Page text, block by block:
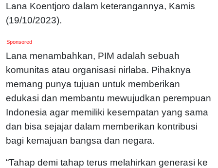
Lana Koentjoro dalam keterangannya, Kamis
(19/10/2023).
Sponsored
Lana menambahkan, PIM adalah sebuah
komunitas atau organisasi nirlaba. Pihaknya
memang punya tujuan untuk memberikan
edukasi dan membantu mewujudkan perempuan
Indonesia agar memiliki kesempatan yang sama
dan bisa sejajar dalam memberikan kontribusi
bagi kemajuan bangsa dan negara.
“Tahap demi tahap terus melahirkan generasi ke